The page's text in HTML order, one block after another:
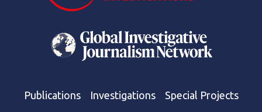
Publications Investigations Special Projects